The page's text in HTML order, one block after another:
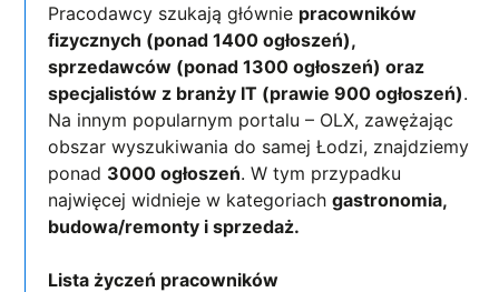
Pracodawcy szukają głównie pracowników
fizycznych (ponad 1400 ogłoszeń),
sprzedawców (ponad 1300 ogłoszeń) oraz
specjalistów z branży IT (prawie 900 ogłoszeń).
Na innym popularnym portalu – OLX, zawężając
obszar wyszukiwania do samej Łodzi, znajdziemy
ponad 3000 ogłoszeń. W tym przypadku
najwięcej widnieje w kategoriachgastronomia,
budowa/remonty i sprzedaż.
Lista życzeń pracowników